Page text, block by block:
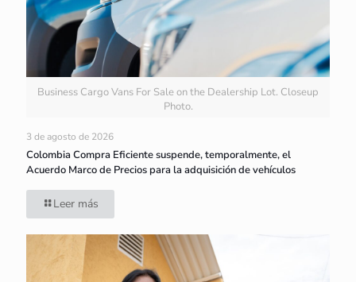
Business Cargo Vans For Sale on the Dealership Lot. Closeup
Photo.
3 de agosto de 2026
Colombia Compra Eficiente suspende, temporalmente, el
Acuerdo Marco de Precios para la adquisición de vehículos
Leer más